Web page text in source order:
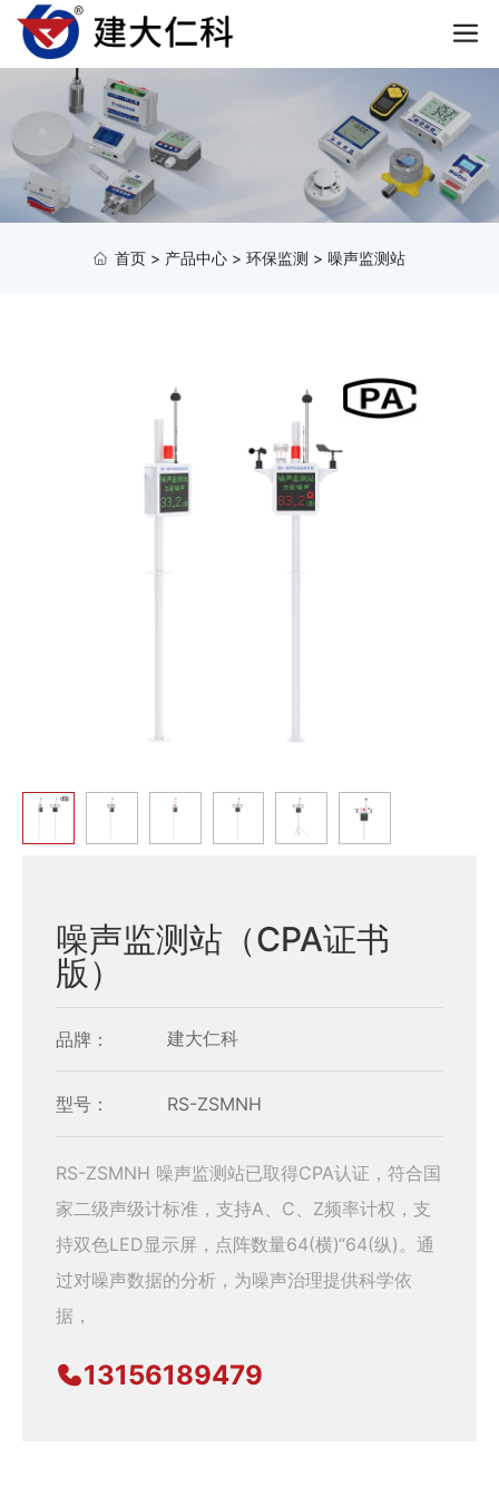
首页 > 产品中心 > 环保监测 > 噪声监测站
噪声监测站（CPA证书
版）
品牌： 建大仁科
型号： RS-ZSMNH
RS-ZSMNH 噪声监测站已取得CPA认证，符合国
家二级声级计标准，支持A、C、Z频率计权，支
持双色LED显示屏，点阵数量64(横)“64(纵)。通
过对噪声数据的分析，为噪声治理提供科学依
据，
13156189479